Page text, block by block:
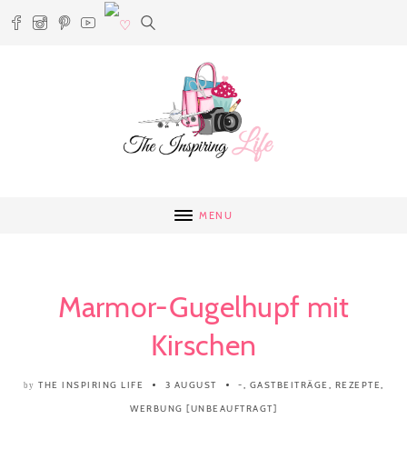
MENU
Marmor-Gugelhupf mit
Kirschen
by THE INSPIRING LIFE 3 AUGUST -, GASTBEITRÄGE , REZEPTE,
WERBUNG [UNBEAUFTRAGT]